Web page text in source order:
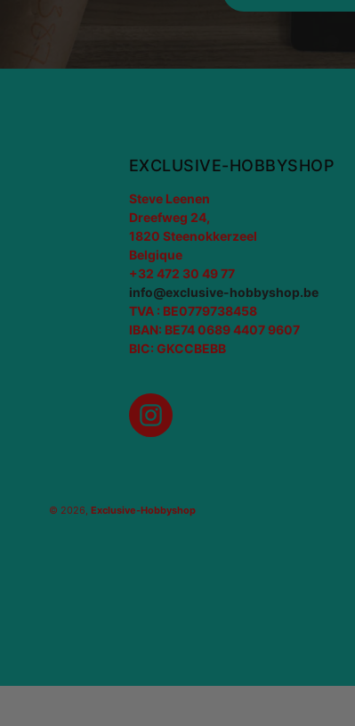
EXCLUSIVE-HOBBYSHOP
Steve Leenen
Dreefweg 24,
1820 Steenokkerzeel
Belgique
+32 472 30 49 77
info@exclusive-hobbyshop.be
TVA : BE0779738458
IBAN: BE74 0689 4407 9607
BIC: GKCCBEBB
Instagram
© 2026, Exclusive-Hobbyshop